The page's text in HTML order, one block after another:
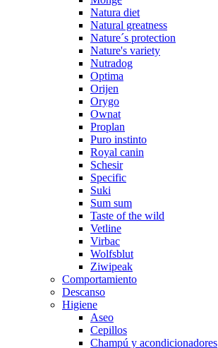
Natura diet
Natural greatness
Nature´s protection
Nature's variety
Nutradog
Optima
Orijen
Orygo
Ownat
Proplan
Puro instinto
Royal canin
Schesir
Specific
Suki
Sum sum
Taste of the wild
Vetline
Virbac
Wolfsblut
Ziwipeak
Comportamiento
Descanso
Higiene
Aseo
Cepillos
Champú y acondicionadores